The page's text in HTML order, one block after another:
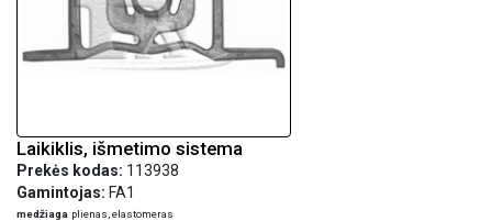
Laikiklis, išmetimo sistema
Prekės kodas: 113938
Gamintojas: FA1
medžiaga plienas, elastomeras